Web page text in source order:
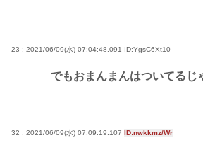
23 : 2021/06/09(水) 07:04:48.091 ID:YgsC6Xt10
でもおまんまんはついてるじ
32 : 2021/06/09(水) 07:09:19.107 ID:nwkkmz/Wr